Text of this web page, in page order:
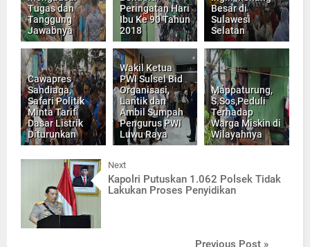
Tugas dan
Tanggung
Jawabnya
Peringatan Hari
Ibu Ke 90 Tahun
2018
Besar di
Sulawesi
Selatan
Cawapres
Sandiaga,
Safari Politik
Minta Tarif
Dasar Listrik
Diturunkan
Wakil Ketua
PWI Sulsel Bid
Organisasi,
Lantik dan
Ambil Sumpah
Pengurus PWI
Luwu Raya
Mappaturung,
S.Sos,Peduli
Terhadap
Warga Miskin di
Wilayahnya
Next
Kapolri Putuskan 1.062 Polsek Tidak
Lakukan Proses Penyidikan
Previous Post »